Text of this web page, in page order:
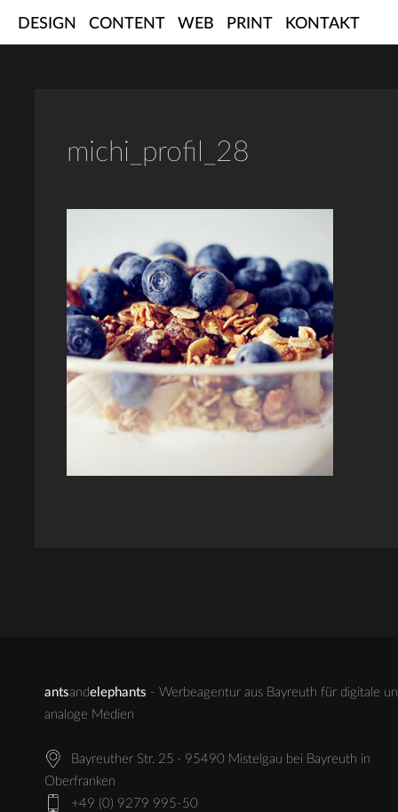
DESIGN CONTENT WEB PRINT KONTAKT
michi_profil_28
antsandelephants - Werbeagentur aus Bayreuth für digitale
analoge Medien
Bayreuther Str. 25 · 95490 Mistelgau bei Bayreuth in
Oberfranken
+49 (0) 9279 995-50